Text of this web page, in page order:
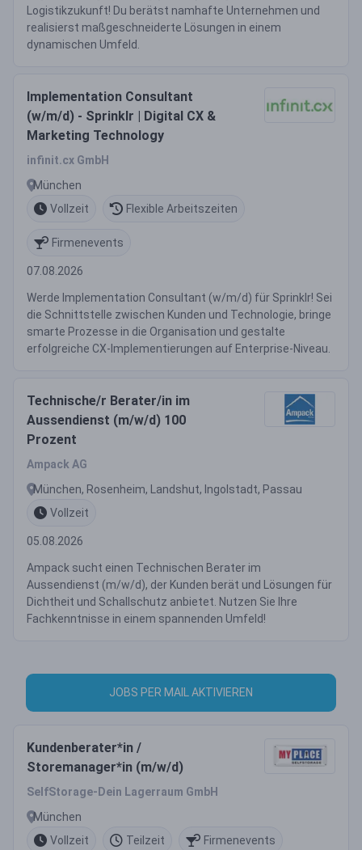
Logistikzukunft! Du berätst namhafte Unternehmen und
realisierst maßgeschneiderte Lösungen in einem
dynamischen Umfeld.
Implementation Consultant
(w/m/d) - Sprinklr | Digital CX &
Marketing Technology
infinit.cx GmbH
München
Vollzeit
Flexible Arbeitszeiten
Firmenevents
07.08.2026
Werde Implementation Consultant (w/m/d) für Sprinklr! Sei
die Schnittstelle zwischen Kunden und Technologie, bringe
smarte Prozesse in die Organisation und gestalte
erfolgreiche CX-Implementierungen auf Enterprise-Niveau.
Technische/r Berater/in im
Aussendienst (m/w/d) 100
Prozent
Ampack AG
München, Rosenheim, Landshut, Ingolstadt, Passau
Vollzeit
05.08.2026
Ampack sucht einen Technischen Berater im
Aussendienst (m/w/d), der Kunden berät und Lösungen für
Dichtheit und Schallschutz anbietet. Nutzen Sie Ihre
Fachkenntnisse in einem spannenden Umfeld!
JOBS PER MAIL AKTIVIEREN
Kundenberater*in /
Storemanager*in (m/w/d)
SelfStorage-Dein Lagerraum GmbH
München
Vollzeit
Teilzeit Firmenevents